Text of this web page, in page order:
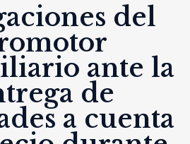
del
ante la
de
a cuenta